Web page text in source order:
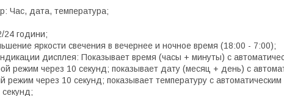
Час, дата, температура;
24 години;
яркости свечения в вечернее и ночное время (18:00 - 7:00);
дисплея: Показывает время (часы + минуты) с
режим через 10 секунд; показывает дату (месяц + день) с
режим через 10 секунд; показывает температуру с